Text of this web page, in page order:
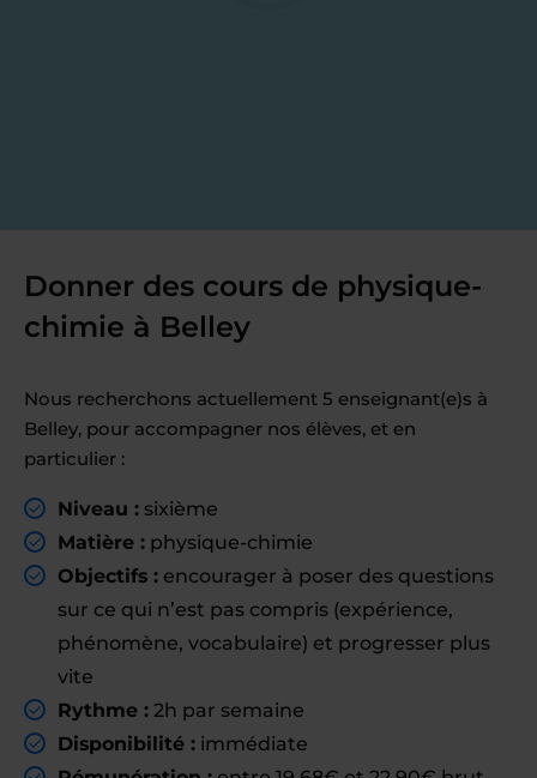
Donner des cours de physique-
chimie à Belley
Nous recherchons actuellement 5 enseignant(e)s à
Belley, pour accompagner nos élèves, et en
particulier :
Niveau : sixième
Matière : physique-chimie
Objectifs : encourager à poser des questions
sur ce qui n’est pas compris (expérience,
phénomène, vocabulaire) et progresser plus
vite
Rythme : 2h par semaine
Disponibilité : immédiate